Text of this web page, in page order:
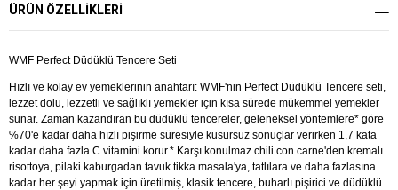
ÜRÜN ÖZELLIKLERI
WMF Perfect Düdüklü Tencere Seti
Hızlı ve kolay ev yemeklerinin anahtarı: WMF'nin Perfect Düdüklü Tencere seti,
lezzet dolu, lezzetli ve sağlıklı yemekler için kısa sürede mükemmel yemekler
sunar. Zaman kazandıran bu düdüklü tencereler, geleneksel yöntemlere* göre
%70'e kadar daha hızlı pişirme süresiyle kusursuz sonuçlar verirken 1,7 kata
kadar daha fazla C vitamini korur.* Karşı konulmaz chili con carne'den kremalı
risottoya, pilaki kaburgadan tavuk tikka masala'ya, tatlılara ve daha fazlasına
kadar her şeyi yapmak için üretilmiş, klasik tencere, buharlı pişirici ve düdüklü